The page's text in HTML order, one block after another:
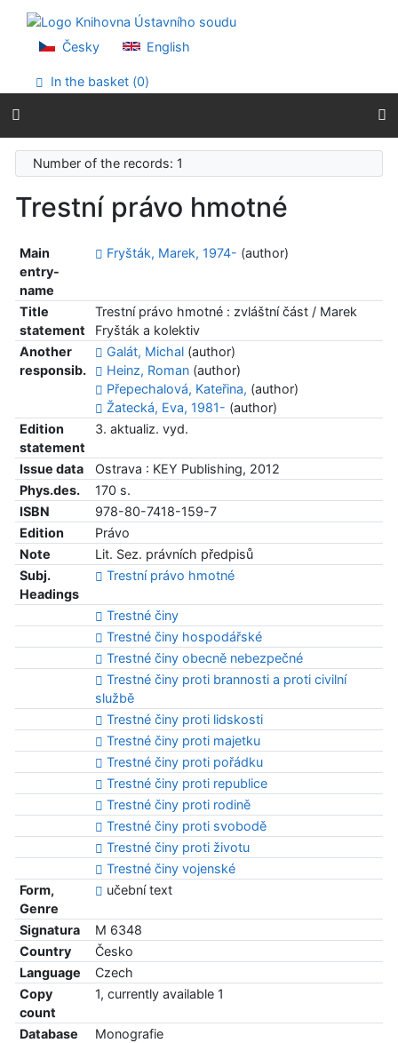
Go to menu
Accessibility declaration
Česky English
In the basket (0)
Number of the records: 1
Trestní právo hmotné
Main
entry-
name
Fryšták, Marek, 1974- (author)
Title
statement
Trestní právo hmotné : zvláštní část / Marek
Fryšták a kolektiv
Another
responsib.
Galát, Michal(author)
Heinz, Roman(author)
Přepechalová, Kateřina, (author)
Žatecká, Eva, 1981- (author)
Edition
statement
3. aktualiz. vyd.
Issue data
Ostrava : KEY Publishing, 2012
Phys.des.
170 s.
ISBN
978-80-7418-159-7
Edition
Právo
Note
Lit. Sez. právních předpisů
Subj.
Headings
Trestní právo hmotné
Trestné činy
Trestné činy hospodářské
Trestné činy obecně nebezpečné
Trestné činy proti brannosti a proti civilní
službě
Trestné činy proti lidskosti
Trestné činy proti majetku
Trestné činy proti pořádku
Trestné činy proti republice
Trestné činy proti rodině
Trestné činy proti svobodě
Trestné činy proti životu
Trestné činy vojenské
Form,
Genre
učební text
Signatura
M 6348
Country
Česko
Language
Czech
Copy
count
1, currently available 1
Database
Monografie